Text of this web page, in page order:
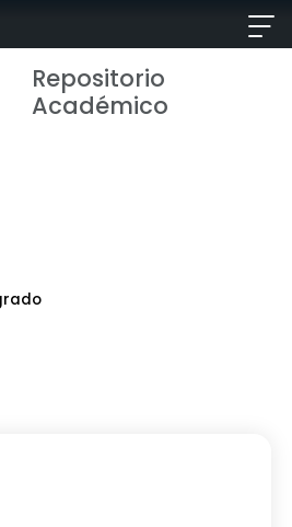
Repositorio
Académico